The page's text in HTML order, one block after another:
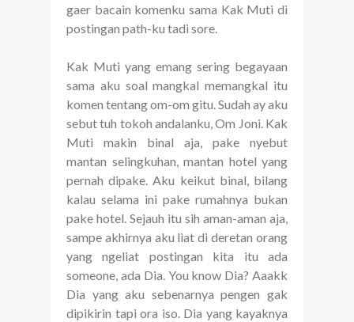
gaer bacain komenku sama Kak Muti di
postingan path-ku tadi sore.
Kak Muti yang emang sering begayaan
sama aku soal mangkal memangkal itu
komen tentang om-om gitu. Sudah ay aku
sebut tuh tokoh andalanku, Om Joni. Kak
Muti makin binal aja, pake nyebut
mantan selingkuhan, mantan hotel yang
pernah dipake. Aku keikut binal, bilang
kalau selama ini pake rumahnya bukan
pake hotel. Sejauh itu sih aman-aman aja,
sampe akhirnya aku liat di deretan orang
yang ngeliat postingan kita itu ada
someone, ada Dia. You know Dia? Aaakk
Dia yang aku sebenarnya pengen gak
dipikirin tapi ora iso. Dia yang kayaknya